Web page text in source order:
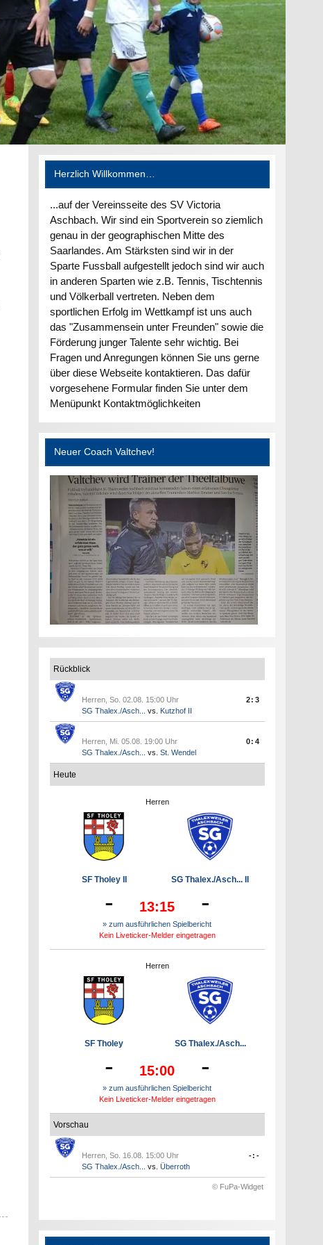
Herzlich Willkommen…
...auf der Vereinsseite des SV Victoria
Aschbach. Wir sind ein Sportverein so ziemlich
genau in der geographischen Mitte des
Saarlandes. Am Stärksten sind wir in der
Sparte Fussball aufgestellt jedoch sind wir auch
in anderen Sparten wie z.B. Tennis, Tischtennis
und Völkerball vertreten. Neben dem
sportlichen Erfolg im Wettkampf ist uns auch
das "Zusammensein unter Freunden" sowie die
Förderung junger Talente sehr wichtig. Bei
Fragen und Anregungen können Sie uns gerne
über diese Webseite kontaktieren. Das dafür
vorgesehene Formular finden Sie unter dem
Menüpunkt Kontaktmöglichkeiten
Neuer Coach Valtchev!
Rückblick
Herren, So. 02.08. 15:00 Uhr
SG Thalex./Asch...
vs. Kutzhof II
2:3
Herren, Mi. 05.08. 19:00 Uhr
SG Thalex./Asch...
vs. St. Wendel
0:4
Heute
Herren
SF Tholey II SG Thalex./Asch... II
- 13:15 -
» zum ausführlichen Spielbericht
Kein Liveticker-Melder eingetragen
Herren
SF Tholey SG Thalex./Asch...
- 15:00 -
» zum ausführlichen Spielbericht
Kein Liveticker-Melder eingetragen
Vorschau
Herren, So. 16.08. 15:00 Uhr
SG Thalex./Asch...
vs. Überroth
-:-
© FuPa-Widget